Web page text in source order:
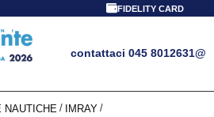
FIDELITY CARD
contattaci 045 8012631@
NAUTICHE / IMRAY /